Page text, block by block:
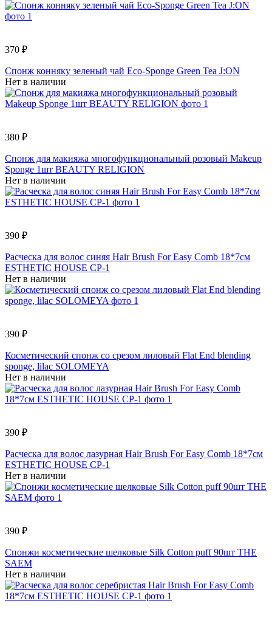
370 ₽
Спонж конняку зеленый чай Eco-Sponge Green Tea J:ON
Нет в наличии
380 ₽
Спонж для макияжа многофункциональный розовый Makeup
Sponge 1шт BEAUTY RELIGION
Нет в наличии
390 ₽
Расческа для волос синяя Hair Brush For Easy Comb 18*7см
ESTHETIC HOUSE CP-1
Нет в наличии
390 ₽
Косметический спонж со срезом лиловый Flat End blending
sponge, lilac SOLOMEYA
Нет в наличии
390 ₽
Расческа для волос лазурная Hair Brush For Easy Comb 18*7см
ESTHETIC HOUSE СР-1
Нет в наличии
390 ₽
Спонжи косметические шелковые Silk Cotton puff 90шт THE
SAEM
Нет в наличии